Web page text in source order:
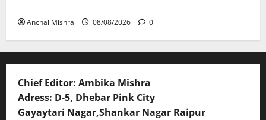
Anchal Mishra 08/08/2026 0
Chief Editor: Ambika Mishra
Adress: D-5, Dhebar Pink City
Gayaytari Nagar,Shankar Nagar Raipur